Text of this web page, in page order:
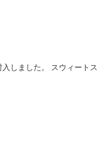
しました。 スウィートス